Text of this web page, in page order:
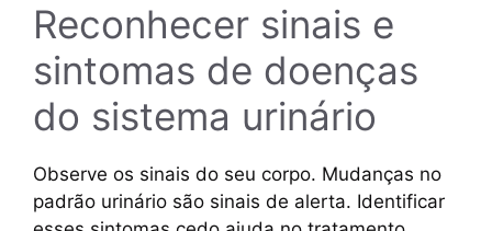
Reconhecer sinais e
sintomas de doenças
do sistema urinário
Observe os sinais do seu corpo. Mudanças no
padrão urinário são sinais de alerta. Identificar